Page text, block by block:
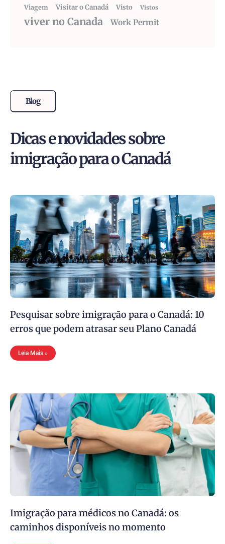
Viagem Visitar o Canadá Visto Vistos
viver no Canada Work Permit
Blog
Dicas e novidades sobre
imigração para o Canadá
Pesquisar sobre imigração para o Canadá: 10
erros que podem atrasar seu Plano Canadá
Leia Mais »
Imigração para médicos no Canadá: os
caminhos disponíveis no momento